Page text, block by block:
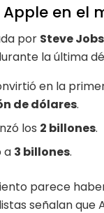
Apple en el
por Steve Jobs
la última
en la
de dólares.
los 2 billones.
a 3 billones.
parece
señalan que